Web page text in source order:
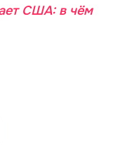
США: в чём